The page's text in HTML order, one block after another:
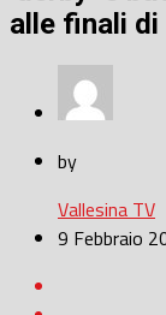
alle finali
by
Vallesina TV
9 Febbraio